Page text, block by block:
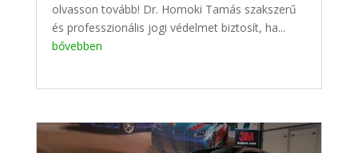
olvasson tovább! Dr. Homoki Tamás szakszerű
és professzionális jogi védelmet biztosít, ha...
bővebben